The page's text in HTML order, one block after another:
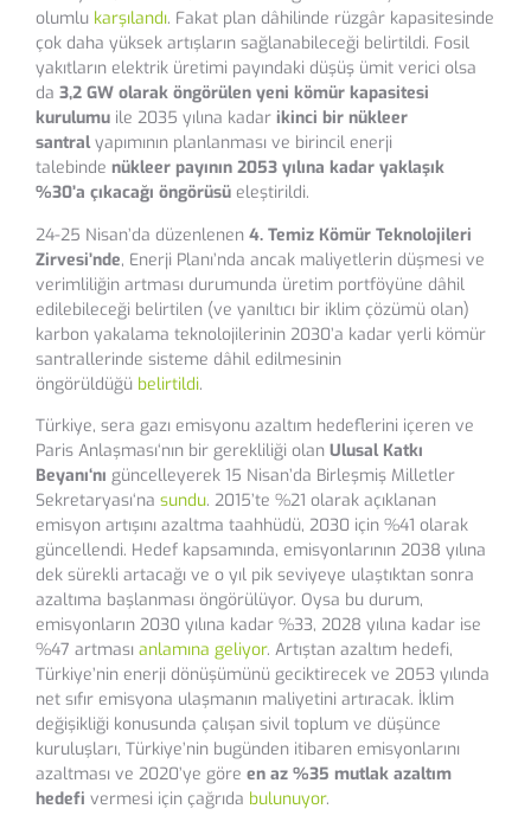
olumlu karşılandı. Fakat plan dâhilinde rüzgâr kapasitesinde
çok daha yüksek artışların sağlanabileceği belirtildi. Fosil
yakıtların elektrik üretimi payındaki düşüş ümit verici olsa
da 3,2 GW olarak öngörülen yeni kömür kapasitesi
kurulumu ile 2035 yılına kadar ikinci bir nükleer
santralyapımının planlanması ve birincil enerji
talebinde nükleer payının 2053 yılına kadar yaklaşık
%30’a çıkacağı öngörüsü eleştirildi.
24-25 Nisan’da düzenlenen 4. Temiz Kömür Teknolojileri
Zirvesi’nde, Enerji Planı’nda ancak maliyetlerin düşmesi ve
verimliliğin artması durumunda üretim portföyüne dâhil
edilebileceği belirtilen (ve yanıltıcı bir iklim çözümü olan)
karbon yakalama teknolojilerinin 2030’a kadar yerli kömür
santrallerinde sisteme dâhil edilmesinin
öngörüldüğü belirtildi.
Türkiye, sera gazı emisyonu azaltım hedeflerini içeren ve
Paris Anlaşması‘nın bir gerekliliği olan Ulusal Katkı
Beyanı‘nı güncelleyerek 15 Nisan’da Birleşmiş Milletler
Sekretaryası‘na sundu. 2015’te %21 olarak açıklanan
emisyon artışını azaltma taahhüdü, 2030 için %41 olarak
güncellendi. Hedef kapsamında, emisyonlarının 2038 yılına
dek sürekli artacağı ve o yıl pik seviyeye ulaştıktan sonra
azaltıma başlanması öngörülüyor. Oysa bu durum,
emisyonların 2030 yılına kadar %33, 2028 yılına kadar ise
%47 artması anlamına geliyor. Artıştan azaltım hedefi,
Türkiye’nin enerji dönüşümünü geciktirecek ve 2053 yılında
net sıfır emisyona ulaşmanın maliyetini artıracak. İklim
değişikliği konusunda çalışan sivil toplum ve düşünce
kuruluşları, Türkiye’nin bugünden itibaren emisyonlarını
azaltması ve 2020’ye göre en az %35 mutlak azaltım
hedefi vermesi için çağrıda bulunuyor.